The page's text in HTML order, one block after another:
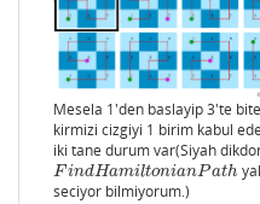
Mesela 1'den baslayip 3'te
kirmizi cizgiyi 1 birim kabul
iki tane durum var(Siyah
F indHamiltonianPath
FindHamiltonianPath
seciyor bilmiyorum.)